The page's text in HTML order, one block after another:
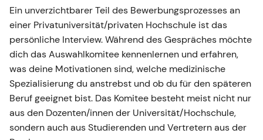
Ein unverzichtbarer Teil des Bewerbungsprozesses an
einer Privatuniversität/privaten Hochschule ist das
persönliche Interview. Während des Gespräches möchte
dich das Auswahlkomitee kennenlernen und erfahren,
was deine Motivationen sind, welche medizinische
Spezialisierung du anstrebst und ob du für den späteren
Beruf geeignet bist. Das Komitee besteht meist nicht nur
aus den Dozenten/innen der Universität/Hochschule,
sondern auch aus Studierenden und Vertretern aus der